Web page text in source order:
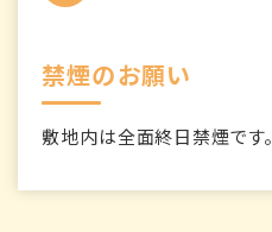
禁煙のお願い
敷地内は全面終日禁煙です。